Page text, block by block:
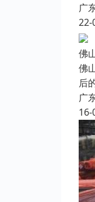
广
22-
佛
佛
后
广
16-